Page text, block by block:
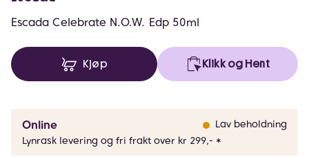
Escada Celebrate N.O.W. Edp 50ml
Kjøp Klikk og Hent
Online
Lav beholdning
Lynrask levering og fri frakt over kr 299,- *